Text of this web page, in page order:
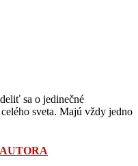
sa o jedinečné
sveta. Majú vždy jedno